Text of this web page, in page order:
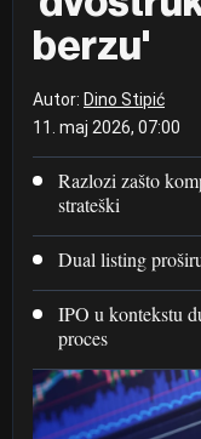
berzu'
Autor: Dino Stipić
11. maj 2026, 07:00
Razlozi zašto
strateški
Dual listing
IPO u kontekstu
proces